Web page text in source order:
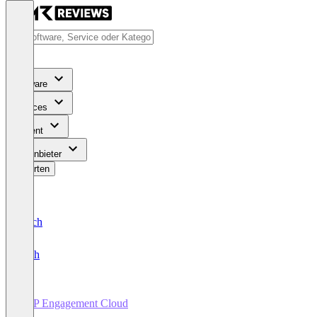
Software
Services
Content
Für Anbieter
Bewerten
Deutsch
English
SAP Engagement Cloud